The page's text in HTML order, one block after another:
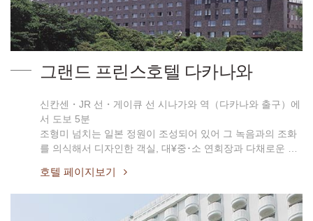
그랜드 프린스호텔 다카나와
신칸센・JR 선・게이큐 선 시나가와 역（다카나와 출구）에
서 도보 5분
조형미 넘치는 일본 정원이 조성되어 있어 그 녹음과의 조화
를 의식해서 디자인한 객실, 대¥중･소 연회장과 다채로운 …
호텔 페이지보기